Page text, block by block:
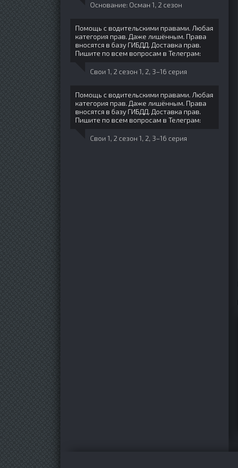
Основание: Осман 1, 2 сезон
Помощь с водительскими правами. Любая
категория прав. Даже лишённым. Права
вносятся в базу ГИБДД. Доставка прав.
Пишите по всем вопросам в Телеграм:
Свои 1, 2 сезон 1, 2, 3–16 серия
Помощь с водительскими правами. Любая
категория прав. Даже лишённым. Права
вносятся в базу ГИБДД. Доставка прав.
Пишите по всем вопросам в Телеграм:
Свои 1, 2 сезон 1, 2, 3–16 серия